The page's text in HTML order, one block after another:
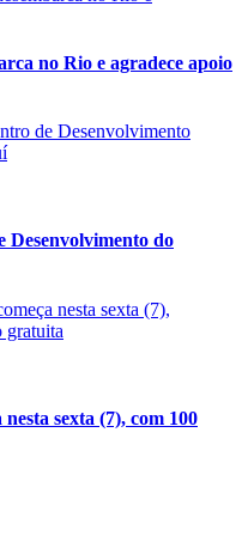
no Rio e agradece apoio
Desenvolvimento do
sexta (7), com 100